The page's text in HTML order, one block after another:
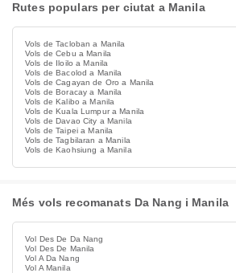
Rutes populars per ciutat a Manila
Vols de Tacloban a Manila
Vols de Cebu a Manila
Vols de Iloilo a Manila
Vols de Bacolod a Manila
Vols de Cagayan de Oro a Manila
Vols de Boracay a Manila
Vols de Kalibo a Manila
Vols de Kuala Lumpur a Manila
Vols de Davao City a Manila
Vols de Taipei a Manila
Vols de Tagbilaran a Manila
Vols de Kaohsiung a Manila
Més vols recomanats Da Nang i Manila
Vol Des De Da Nang
Vol Des De Manila
Vol A Da Nang
Vol A Manila